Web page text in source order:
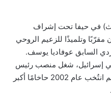
في حيفا تحت إشراف
وتلميذًا للزعيم الروحي
السابق عوفاديا يوسف.
في إسرائيل، شغل منصب رئيس
المحكمة الحاخامية في بيتاح تكفا، ثم انتُخب عام 2002 حاخامًا أكبر